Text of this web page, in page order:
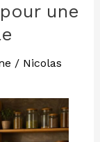
une
/ Nicolas